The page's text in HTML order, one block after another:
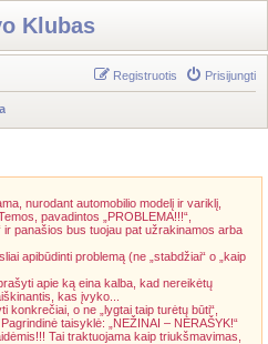
Klubas
Prisijungti
Registruotis
nurodant automobilio modelį ir variklį,
pavadintos „PROBLEMA!!!“,
ir panašios bus tuojau pat užrakinamos arba
apibūdinti problemą (ne „stabdžiai“ o „kaip
apie ką eina kalba, kad nereikėtų
kas įvyko...
o ne „lygtai taip turėtų būti“,
taisyklė: „NEŽINAI – NERAŠYK!“
Tai traktuojama kaip triukšmavimas,